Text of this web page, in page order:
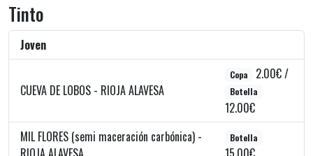
Tinto
Joven
CUEVA DE LOBOS - RIOJA ALAVESA
Copa 2.00€ /
Botella
12.00€
MIL FLORES (semi maceración carbónica) -
Botella